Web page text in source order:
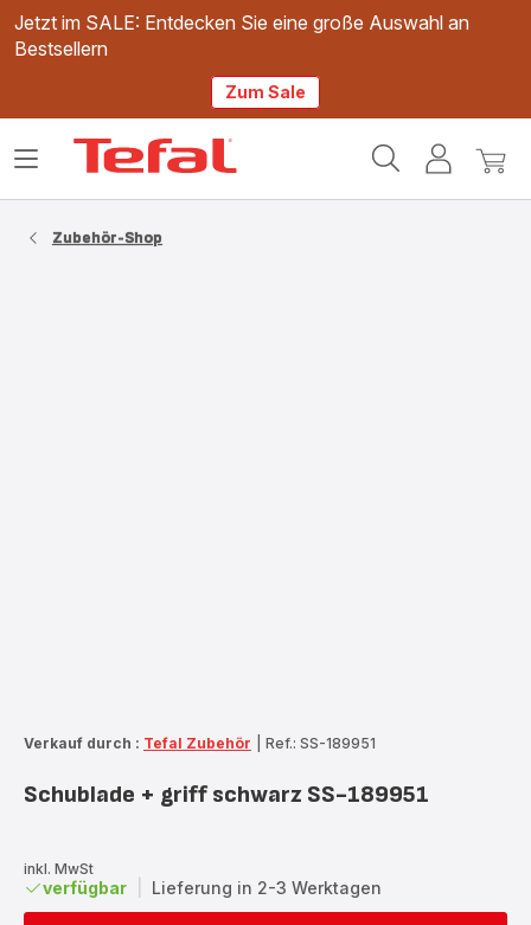
Jetzt im SALE: Entdecken Sie eine große Auswahl an
Bestsellern
Zum Sale
Mein
Mein
Das
Zubehör-Shop
Verkauf durch : Tefal Zubehör Ref.: SS-189951
Schublade + griff schwarz SS-189951
inkl. MwSt
verfügbar Lieferung in 2-3 Werktagen